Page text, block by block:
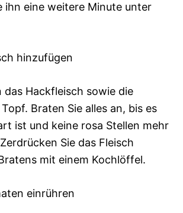
ihn eine weitere Minute unter
hinzufügen
das Hackfleisch sowie die
Braten Sie alles an, bis es
ist und keine rosa Stellen mehr
Sie das Fleisch
mit einem Kochlöffel.
einrühren